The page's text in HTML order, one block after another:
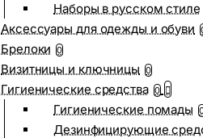
Наборы в русском стиле
Аксессуары для одежды и обуви
Брелоки 0
Визитницы и ключницы 0
Гигиенические средства 0
Гигиенические помады
Дезинфицирующие